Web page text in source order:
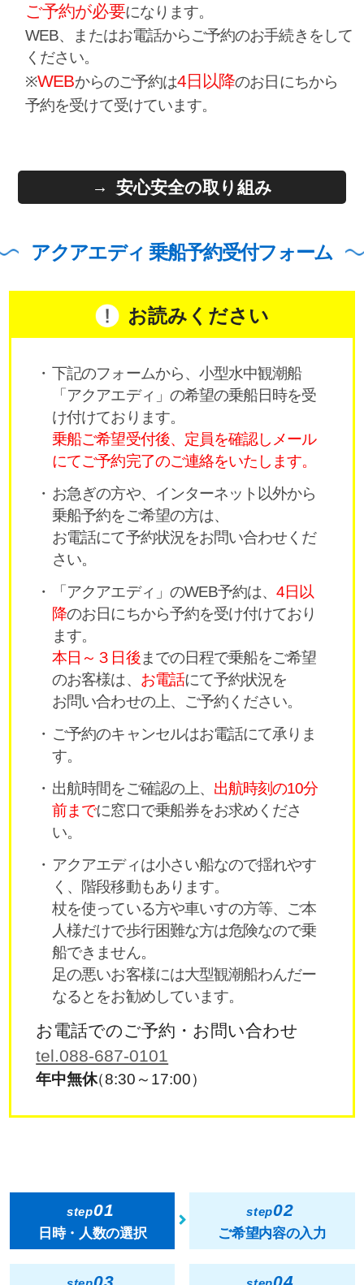
ご予約が必要になります。
WEB、またはお電話からご予約のお手続きをして
ください。
※WEBからのご予約は4日以降のお日にちから
予約を受けて受けています。
安心安全の取り組み
アクアエディ 乗船予約受付フォーム
お読みください
下記のフォームから、小型水中観潮船
「アクアエディ」の希望の乗船日時を受
け付けております。
乗船ご希望受付後、定員を確認しメール
にてご予約完了のご連絡をいたします。
お急ぎの方や、インターネット以外から
乗船予約をご希望の方は、
お電話にて予約状況をお問い合わせくだ
さい。
「アクアエディ」のWEB予約は、4日以
降のお日にちから予約を受け付けており
ます。
本日～３日後までの日程で乗船をご希望
のお客様は、 お電話にて予約状況を
お問い合わせの上、ご予約ください。
ご予約のキャンセルはお電話にて承りま
す。
出航時間をご確認の上、 出航時刻の10分
前までに窓口で乗船券をお求めくださ
い。
アクアエディは小さい船なので揺れやす
く、階段移動もあります。
杖を使っている方や車いすの方等、ご本
人様だけで歩行困難な方は危険なので乗
船できません。
足の悪いお客様には大型観潮船わんだー
なるとをお勧めしています。
お電話でのご予約・お問い合わせ
tel.088-687-0101
年中無休（8:30～17:00）
step01
日時・人数の選択
step02
ご希望内容の入力